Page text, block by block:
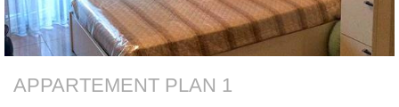
APPARTEMENT PLAN 1